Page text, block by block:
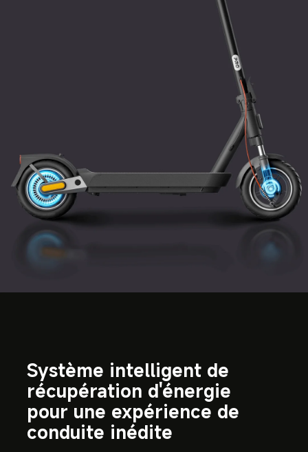
Système intelligent de
récupération d'énergie
pour une expérience de
conduite inédite